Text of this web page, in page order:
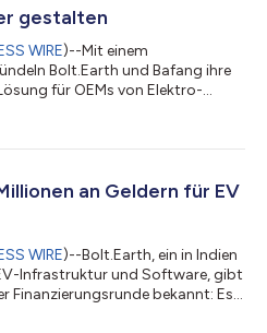
gestalten
WIRE)--Mit einem
Bolt.Earth und Bafang ihre
für OEMs von Elektro-
in der Mobilitätslandschaft
Batterien,
und Fahrzeugsteuerungen für...
an Geldern für EV
WIRE)--Bolt.Earth, ein in Indien
Infrastruktur und Software, gibt
Finanzierungsrunde bekannt: Es